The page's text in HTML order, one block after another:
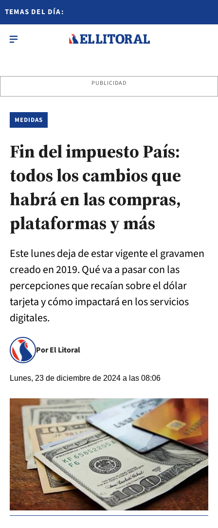
TEMAS DEL DÍA:
PUBLICIDAD
MEDIDAS
Fin del impuesto País:
todos los cambios que
habrá en las compras,
plataformas y más
Este lunes deja de estar vigente el gravamen
creado en 2019. Qué va a pasar con las
percepciones que recaían sobre el dólar
tarjeta y cómo impactará en los servicios
digitales.
Por El Litoral
Lunes, 23 de diciembre de 2024 a las 08:06